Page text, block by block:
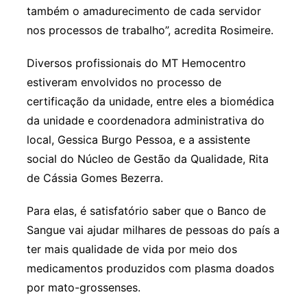
também o amadurecimento de cada servidor
nos processos de trabalho”, acredita Rosimeire.
Diversos profissionais do MT Hemocentro
estiveram envolvidos no processo de
certificação da unidade, entre eles a biomédica
da unidade e coordenadora administrativa do
local, Gessica Burgo Pessoa, e a assistente
social do Núcleo de Gestão da Qualidade, Rita
de Cássia Gomes Bezerra.
Para elas, é satisfatório saber que o Banco de
Sangue vai ajudar milhares de pessoas do país a
ter mais qualidade de vida por meio dos
medicamentos produzidos com plasma doados
por mato-grossenses.